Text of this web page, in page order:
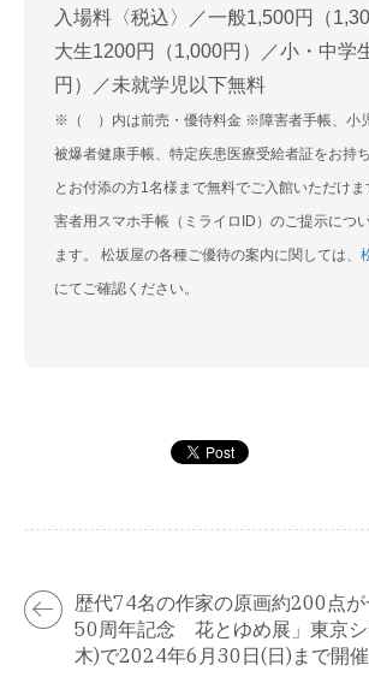
入場料〈税込〉／一般1,500円（
大生1200円（1,000円）／小・中学
円）／未就学児以下無料
※（ ）内は前売・優待料金 ※障害者手帳、小児
被爆者健康手帳、特定疾患医療受給者証をお持
とお付添の方1名様まで無料でご入館いただけ
害者用スマホ手帳（ミライロID）のご提示につ
ます。 松坂屋の各種ご優待の案内に関しては、
にてご確認ください。
歴代74名の作家の原画約200点
50周年記念 花とゆめ展」東京シ
木)で2024年6月30日(日)まで開